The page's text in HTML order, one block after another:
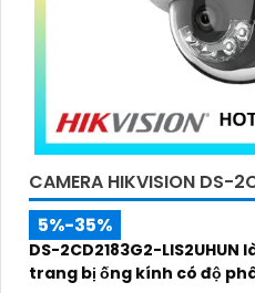
CAMERA HIKVISION DS-
5%-35%
DS-2CD2183G2-
trang bị ống kính có độ